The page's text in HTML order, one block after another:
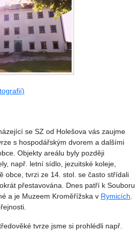
se SZ od Holešova vás zaujme
s hospodářským dvorem a dalšími
Objekty areálu byly později
např. letní sídlo, jezuitské koleje,
obce, tvrzi ze 14. stol. se často střídali
přestavována. Dnes patří k Souboru
a je Muzeem Kroměřížska v Rymicích
tvrze jsme si prohlédli např.